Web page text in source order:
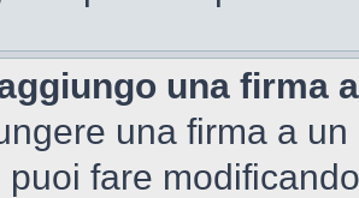
una firma
una firma a
puoi fare